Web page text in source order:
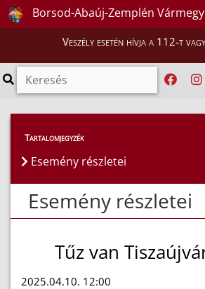
Borsod-Abaúj-Zemplén
Veszély esetén hívja a 112-t
Esemény részletei
Tartalomjegyzék
Esemény részletei
Esemény részletei
Tűz van
2025.04.10. 12:00